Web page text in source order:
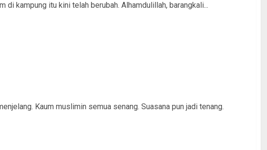
di kampung itu kini telah berubah. Alhamdulillah, barangkali...
Kaum muslimin semua senang. Suasana pun jadi tenang.